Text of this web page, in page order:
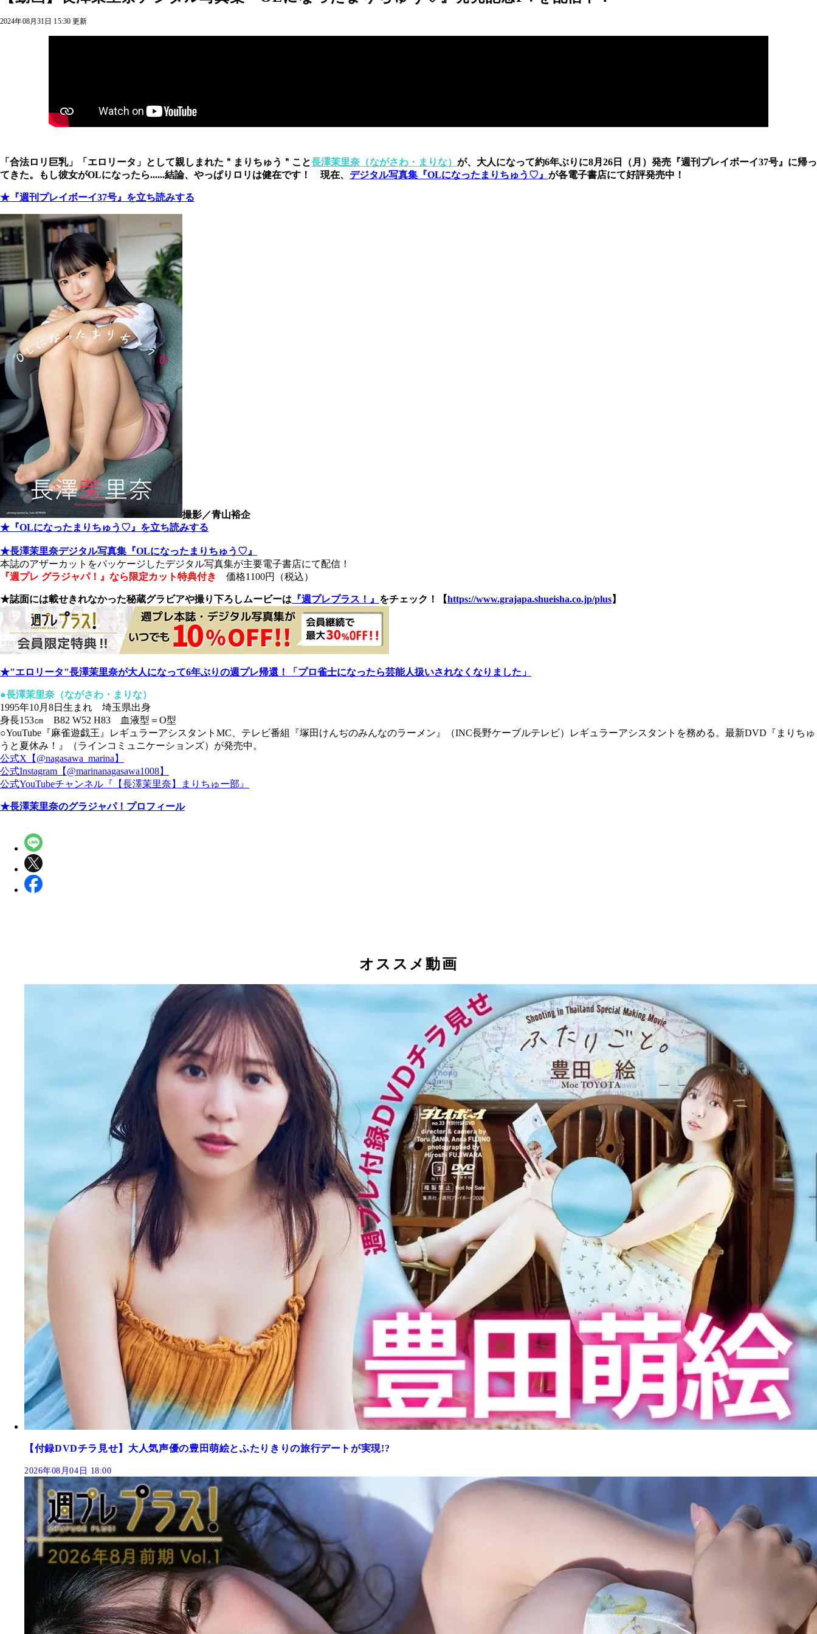
2024年08月31日 15:30 更新
「合法ロリ巨乳」「エロリータ」として親しまれた＂まりちゅう＂こと長澤茉里奈（ながさわ・まりな） が、大人になって約6年ぶりに8月26日（月）発売『週刊プレイボーイ37号』に帰っ
てきた。もし彼女がOLになったら......結論、やっぱりロリは健在です！ 現在、 デジタル写真集『OLになったまりちゅう♡』 が各電子書店にて好評発売中！
★『週刊プレイボーイ37号』を立ち読みする
撮影／青山裕企
★『OLになったまりちゅう♡』を立ち読みする
★長澤茉里奈デジタル写真集『OLになったまりちゅう♡』
本誌のアザーカットをパッケージしたデジタル写真集が主要電子書店にて配信！
『週プレ グラジャパ！』なら限定カット特典付き
価格1100円（税込）
★誌面には載せきれなかった秘蔵グラビアや撮り下ろしムービーは 『週プレプラス！』 をチェック！【https://www.grajapa.shueisha.co.jp/plus】
★"エロリータ"長澤茉里奈が大人になって6年ぶりの週プレ帰還！「プロ雀士になったら芸能人扱いされなくなりました」
●長澤茉里奈（ながさわ・まりな）
1995年10月8日生まれ 埼玉県出身
身長153㎝ B82 W52 H83 血液型＝O型
○YouTube『麻雀遊戯王』レギュラーアシスタントMC、テレビ番組『塚田けんぢのみんなのラーメン』（INC長野ケーブルテレビ）レギュラーアシスタントを務める。最新DVD『まりちゅ
うと夏休み！』（ラインコミュニケーションズ）が発売中。
公式X【@nagasawa_marina】
公式Instagram【@marinanagasawa1008】
公式YouTubeチャンネル『【長澤茉里奈】まりちゅー部』
★長澤茉里奈のグラジャパ！プロフィール
オススメ動画
【付録DVDチラ見せ】大人気声優の豊田萌絵とふたりきりの旅行デートが実現!?
2026年08月04日 18:00